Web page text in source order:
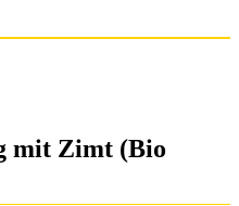
mit Zimt (Bio